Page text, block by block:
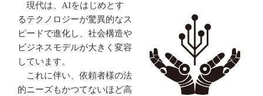
現代は、AIをはじめとす
るテクノロジーが驚異的なス
ピードで進化し、社会構造や
ビジネスモデルが大きく変容
しています。
これに伴い、依頼者様の法
的ニーズもかつてないほど高